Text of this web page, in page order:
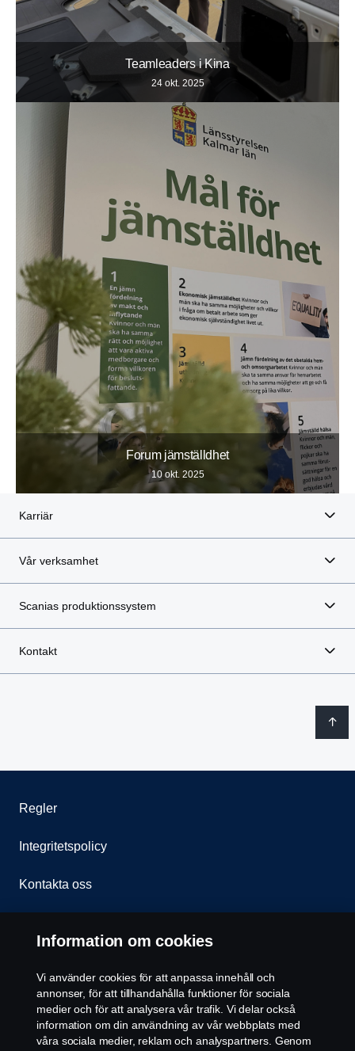
Teamleaders i Kina
24 okt. 2025
Forum jämställdhet
10 okt. 2025
Karriär
Vår verksamhet
Scanias produktionssystem
Kontakt
Regler
Integritetspolicy
Kontakta oss
Inställningar för cookies
Information om cookies
Vi använder cookies för att anpassa innehåll och
annonser, för att tillhandahålla funktioner för sociala
medier och för att analysera vår trafik. Vi delar också
information om din användning av vår webbplats med
våra sociala medier, reklam och analyspartners. Genom